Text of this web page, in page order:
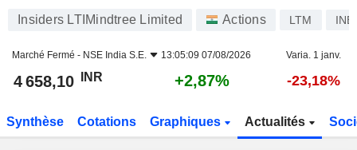
Insiders LTIMindtree Limited Actions LTM
Marché Fermé - NSE India S.E. 13:05:09 07/08/2026 Varia. 1 janv.
4 658,10 INR +2,87% -23,18%
Synthèse Cotations Graphiques Actualités